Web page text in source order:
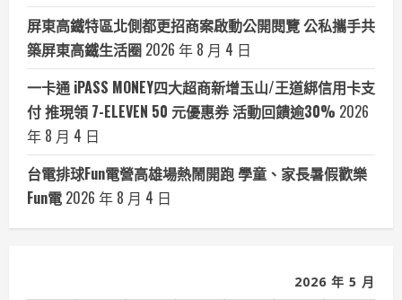
屏東高鐵特區北側都更招商案啟動公開閱覽 公私攜手共
築屏東高鐵生活圈 2026 年 8 月 4 日
一卡通 iPASS MONEY四大超商新增玉山/王道綁信用卡支
付 推現領 7-ELEVEN 50 元優惠券 活動回饋逾30% 2026
年 8 月 4 日
台電排球Fun電營高雄場熱鬧開跑 學童、家長暑假歡樂
Fun電 2026 年 8 月 4 日
2026 年 5 月